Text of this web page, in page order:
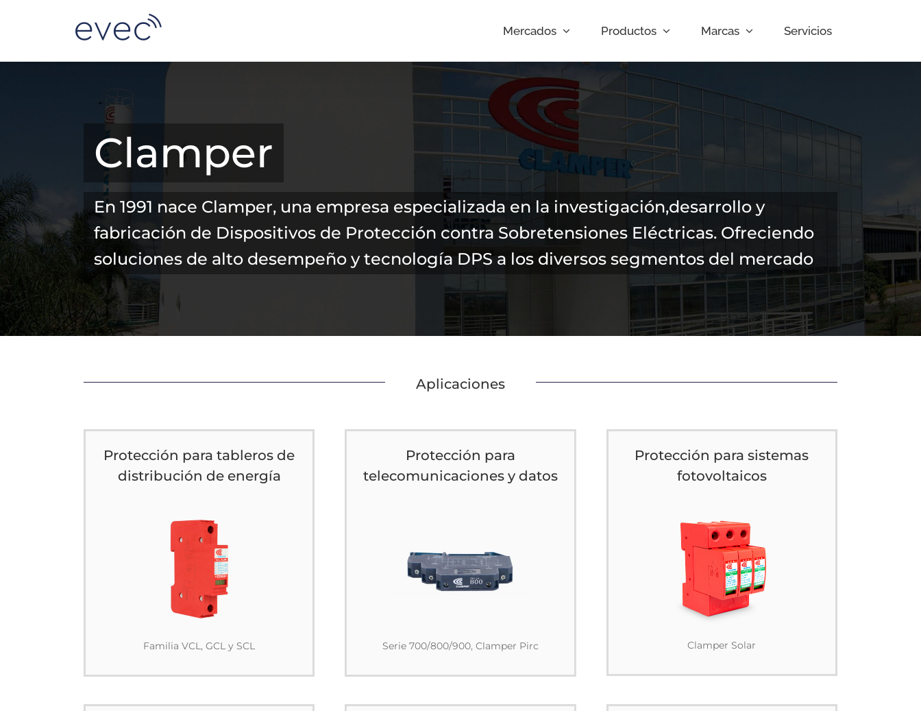
Mercados Productos Marcas Servicios
Clamper
En 1991 nace Clamper, una empresa especializada en la investigación,desarrollo y
fabricación de Dispositivos de Protección contra Sobretensiones Eléctricas. Ofreciendo
soluciones de alto desempeño y tecnología DPS a los diversos segmentos del mercado
Aplicaciones
Protección para tableros de
distribución de energía
Familia VCL, GCL y SCL
Protección para
telecomunicaciones y datos
Serie 700/800/900, Clamper Pirc
Protección para sistemas
fotovoltaicos
Clamper Solar